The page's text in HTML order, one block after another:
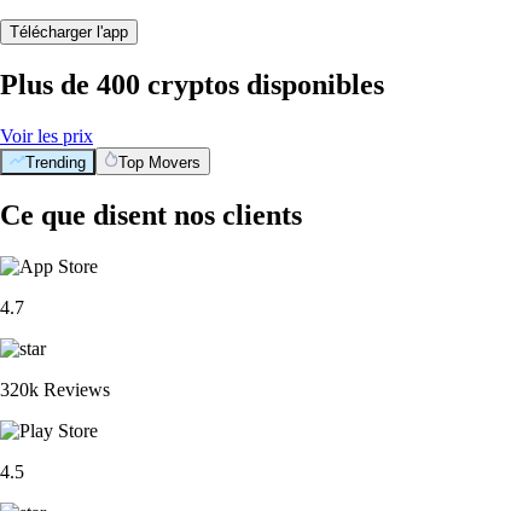
Télécharger l'app
Plus de 400 cryptos disponibles
Voir les prix
Trending Top Movers
Ce que disent nos clients
4.7
320k Reviews
4.5